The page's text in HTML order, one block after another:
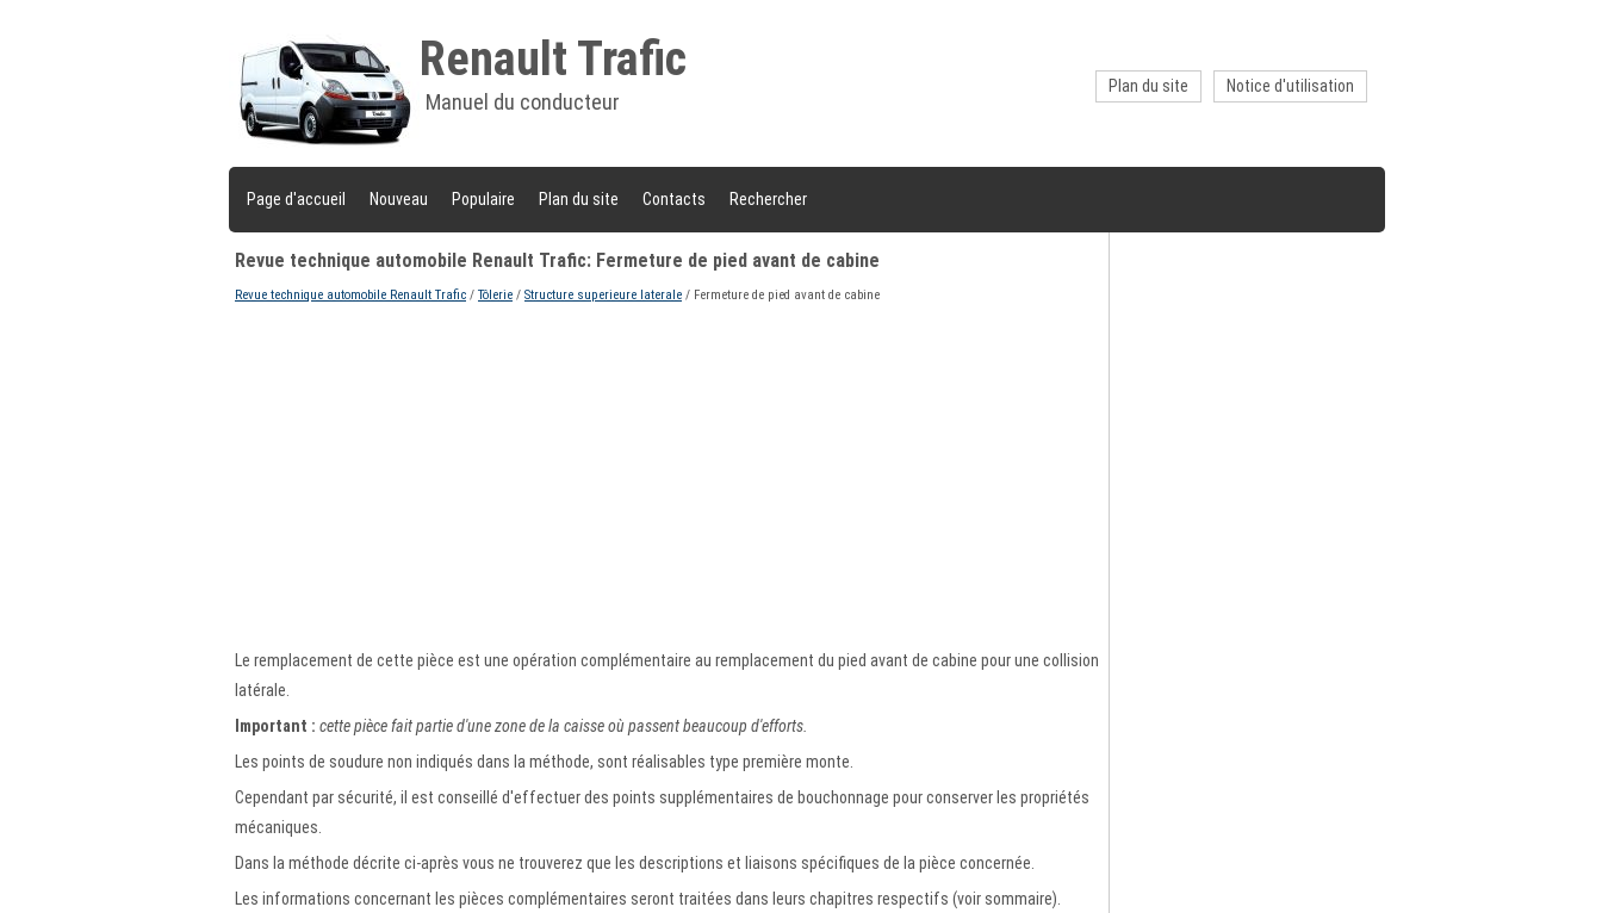
Renault Trafic
Manuel du conducteur
Notice d'utilisation
Plan du site
Page d'accueil Nouveau Populaire Plan du site Contacts Rechercher
Revue technique automobile Renault Trafic: Fermeture de pied avant de cabine
Revue technique automobile Renault Trafic / Tôlerie / Structure superieure laterale / Fermeture de pied avant de cabine
Le remplacement de cette pièce est une opération complémentaire au remplacement du pied avant de cabine pour une collision
latérale.
Important : cette pièce fait partie d'une zone de la caisse où passent beaucoup d'efforts.
Les points de soudure non indiqués dans la méthode, sont réalisables type première monte.
Cependant par sécurité, il est conseillé d'effectuer des points supplémentaires de bouchonnage pour conserver les propriétés
mécaniques.
Dans la méthode décrite ci-après vous ne trouverez que les descriptions et liaisons spécifiques de la pièce concernée.
Les informations concernant les pièces complémentaires seront traitées dans leurs chapitres respectifs (voir sommaire).